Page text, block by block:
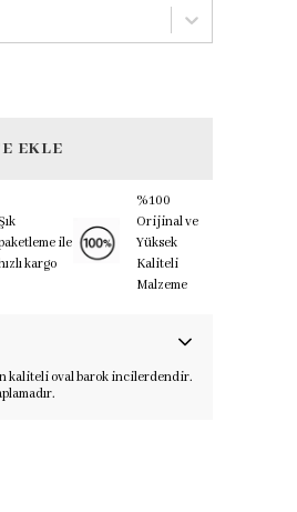
EKLE
ile
kargo
%100
Orijinal ve
Yüksek
Kaliteli
Malzeme
kaliteli oval barok incilerdendir.